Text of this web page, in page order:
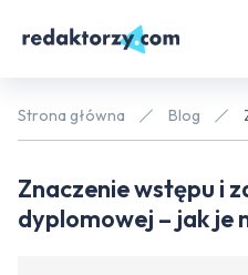
Strona główna Blog
Znaczenie wstępu i
dyplomowej – jak je